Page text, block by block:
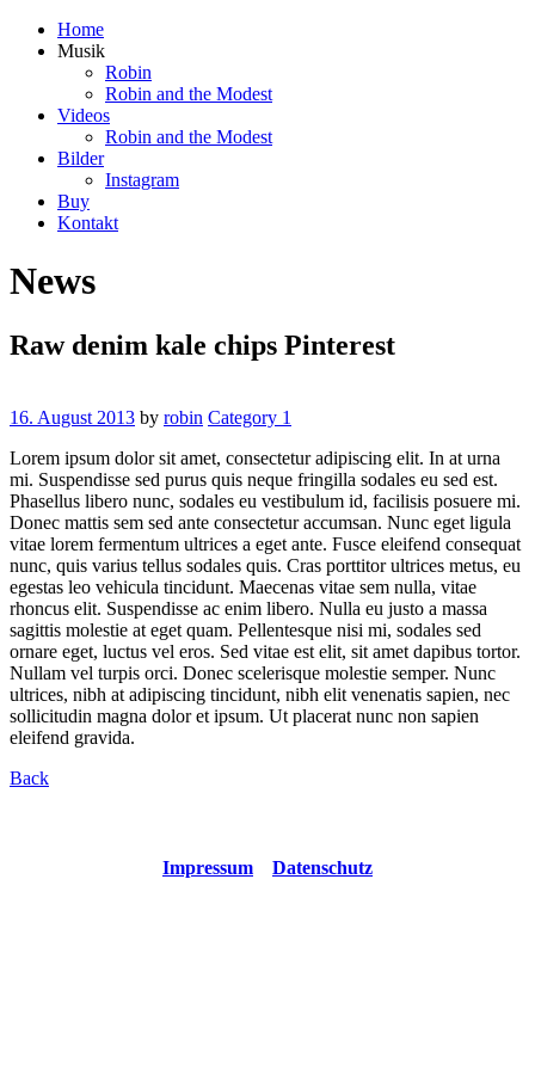
Home
Musik
Robin
Robin and the Modest
Videos
Robin and the Modest
Bilder
Instagram
Buy
Kontakt
News
Raw denim kale chips Pinterest
16. August 2013 by robin Category 1
Lorem ipsum dolor sit amet, consectetur adipiscing elit. In at urna
mi. Suspendisse sed purus quis neque fringilla sodales eu sed est.
Phasellus libero nunc, sodales eu vestibulum id, facilisis posuere mi.
Donec mattis sem sed ante consectetur accumsan. Nunc eget ligula
vitae lorem fermentum ultrices a eget ante. Fusce eleifend consequat
nunc, quis varius tellus sodales quis. Cras porttitor ultrices metus, eu
egestas leo vehicula tincidunt. Maecenas vitae sem nulla, vitae
rhoncus elit. Suspendisse ac enim libero. Nulla eu justo a massa
sagittis molestie at eget quam. Pellentesque nisi mi, sodales sed
ornare eget, luctus vel eros. Sed vitae est elit, sit amet dapibus tortor.
Nullam vel turpis orci. Donec scelerisque molestie semper. Nunc
ultrices, nibh at adipiscing tincidunt, nibh elit venenatis sapien, nec
sollicitudin magna dolor et ipsum. Ut placerat nunc non sapien
eleifend gravida.
Back
Impressum
Datenschutz